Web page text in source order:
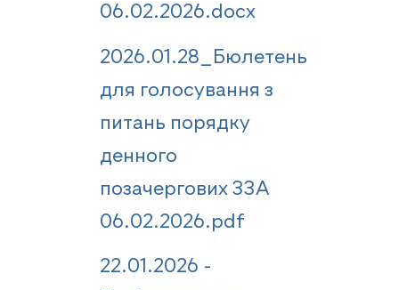
06.02.2026.docx
2026.01.28_Бюлетень
для голосування з
питань порядку
денного
позачергових ЗЗА
06.02.2026.pdf
22.01.2026 -